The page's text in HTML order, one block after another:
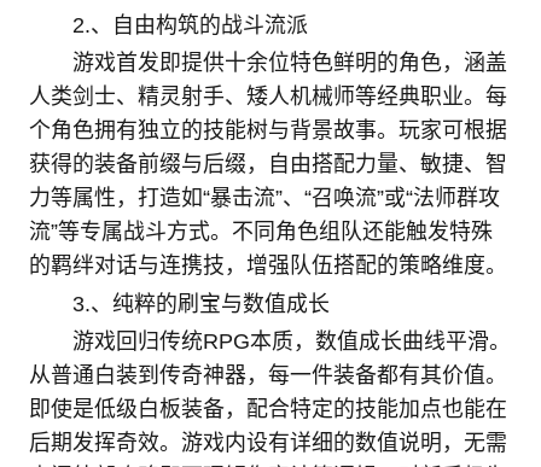
‌2.、自由构筑的战斗流派‌
游戏首发即提供十余位特色鲜明的角色，涵盖
人类剑士、精灵射手、矮人机械师等经典职业。每
个角色拥有独立的技能树与背景故事。玩家可根据
获得的装备前缀与后缀，自由搭配力量、敏捷、智
力等属性，打造如“暴击流”、“召唤流”或“法师群攻
流”等专属战斗方式。不同角色组队还能触发特殊
的羁绊对话与连携技，增强队伍搭配的策略维度。
‌3.、纯粹的刷宝与数值成长‌
游戏回归传统RPG本质，数值成长曲线平滑。
从普通白装到传奇神器，每一件装备都有其价值。
即使是低级白板装备，配合特定的技能加点也能在
后期发挥奇效。游戏内设有详细的数值说明，无需